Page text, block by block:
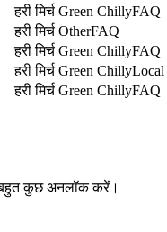
हरी मिर्च Green ChillyFAQ
हरी मिर्च OtherFAQ
हरी मिर्च Green ChillyFAQ
हरी मिर्च Green ChillyLocal
हरी मिर्च Green ChillyFAQ
बहुत कुछ अनलॉक करें।